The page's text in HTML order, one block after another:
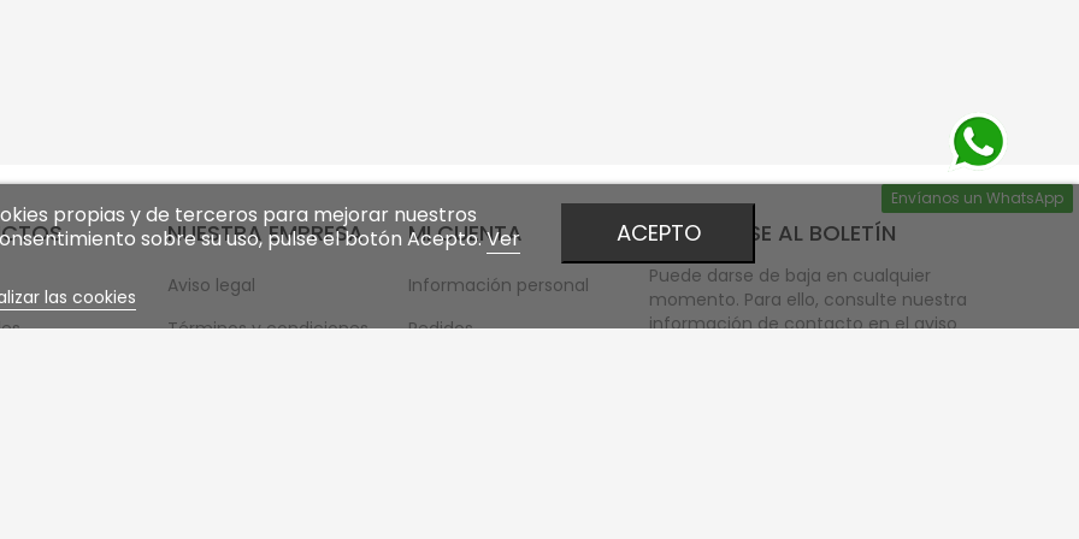
NUESTRA EMPRESA
Aviso legal
Términos y condiciones
MI CUENTA
Información personal
Pedidos
Envíanos un WhatsApp
propias y de terceros para mejorar nuestros
sobre su uso, pulse el botón Acepto.Ver
las cookies
ACEPTO
INSCRÍBASE AL BOLETÍN
Puede darse de baja en cualquier
momento. Para ello, consulte nuestra
información de contacto en el aviso